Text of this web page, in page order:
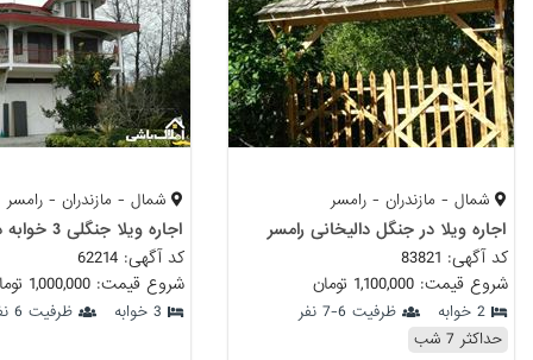
شمال - مازندران - رامسر
اجاره ویلا در جنگل دالیخانی رامسر
کد آگهی: 83821
شروع قیمت: 1,100,000 تومان
2 خوابه
ظرفیت 6-7 نفر
حداکثر 7 شب
شمال - مازندران - رامسر
اجاره ویلا جنگلی 3 خوابه در رامسر
کد آگهی: 62214
شروع قیمت: 1,000,000 تومان
3 خوابه ظرفیت 6 نفر